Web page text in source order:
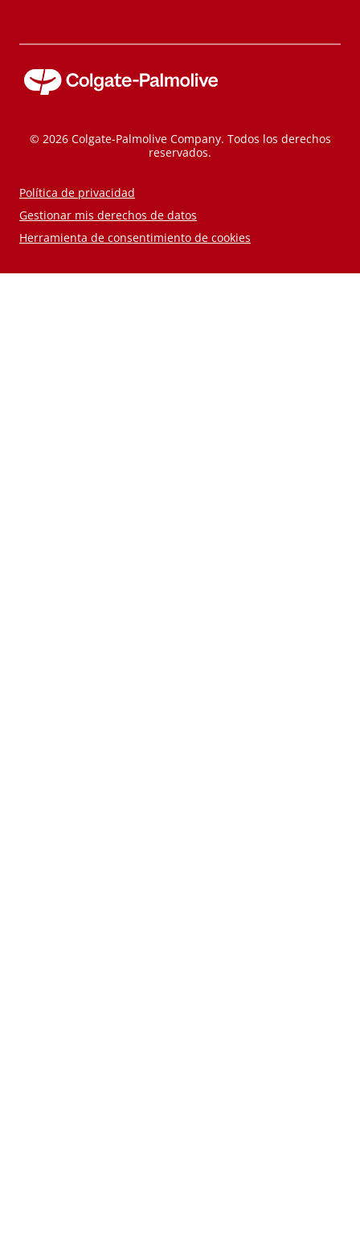
© 2026 Colgate-Palmolive Company. Todos los derechos
reservados.
Política de privacidad
Gestionar mis derechos de datos
Herramienta de consentimiento de cookies